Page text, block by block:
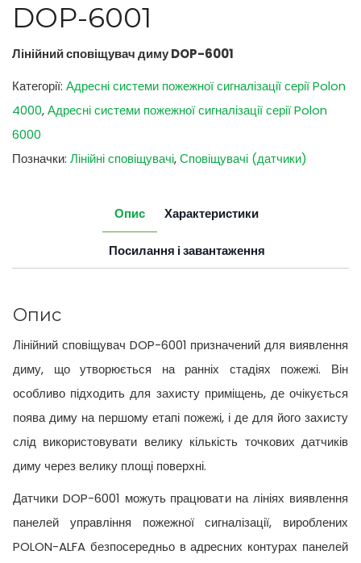
DOP-6001
Лінійний сповіщувач диму DOP-6001
Категорії: Адресні системи пожежної сигналізації серії Polon
4000,Адресні системи пожежної сигналізації серії Polon
6000
Позначки: Лінійні сповіщувачі,Сповіщувачі (датчики)
Опис Характеристики
Посилання і завантаження
Опис
Лінійний сповіщувач DOP-6001 призначений для виявлення
диму, що утворюється на ранніх стадіях пожежі. Він
особливо підходить для захисту приміщень, де очікується
поява диму на першому етапі пожежі, і де для його захисту
слід використовувати велику кількість точкових датчиків
диму через велику площі поверхні.
Датчики DOP-6001 можуть працювати на лініях виявлення
панелей управління пожежної сигналізації, вироблених
POLON-ALFA безпосередньо в адресних контурах панелей